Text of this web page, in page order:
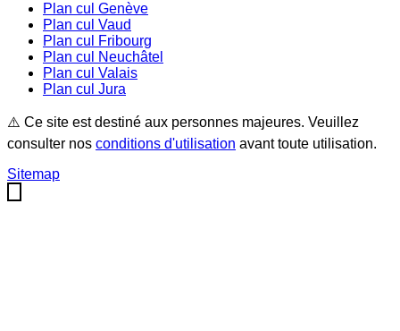
Plan cul Genève
Plan cul Vaud
Plan cul
Fribourg
Plan cul
Neuchâtel
Plan cul Valais
Plan cul Jura
⚠️ Ce site est destiné aux personnes majeures. Veuillez
consulter nos conditions d'utilisation avant toute utilisation.
Sitemap